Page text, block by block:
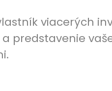
viacerých
predstavenie